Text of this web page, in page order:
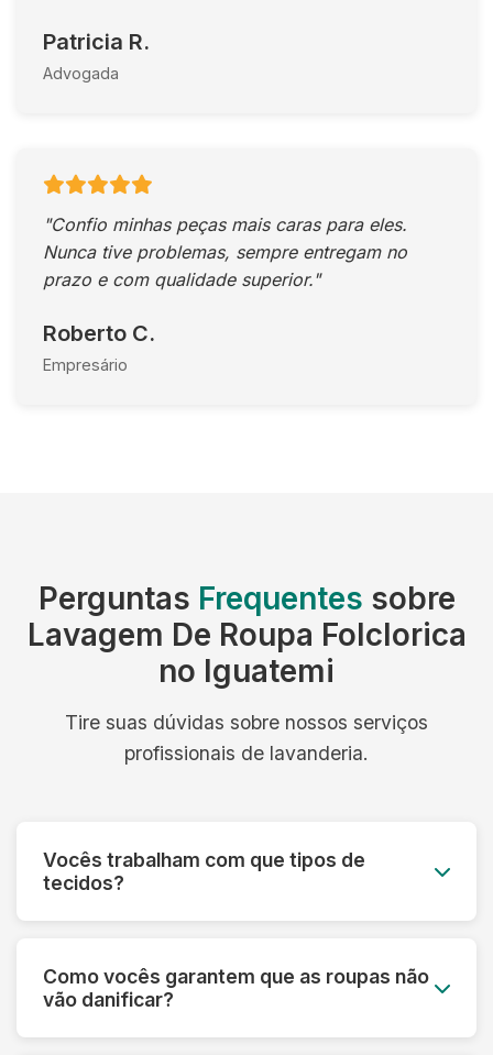
Patricia R.
Advogada
"Confio minhas peças mais caras para eles.
Nunca tive problemas, sempre entregam no
prazo e com qualidade superior."
Roberto C.
Empresário
Perguntas Frequentes sobre
Lavagem De Roupa Folclorica
no Iguatemi
Tire suas dúvidas sobre nossos serviços
profissionais de lavanderia.
Vocês trabalham com que tipos de
tecidos?
tecidos sintéticos e técnicos. Cada material
Como vocês garantem que as roupas não
vão danificar?